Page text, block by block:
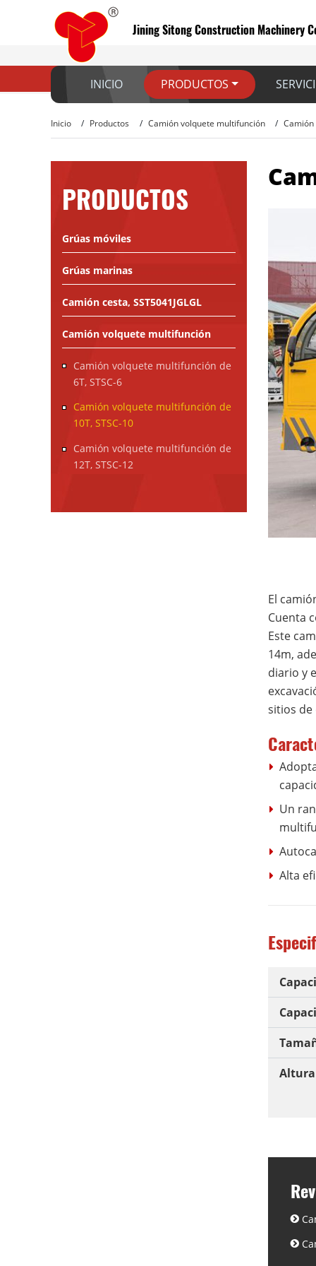
Jining Sitong Construction Machinery
INICIO PRODUCTOS
Inicio Productos Camión volquete multifunción Camión
El
Cuenta
Este
14m,
diario y
sitios de
Un
Alta
Altura
PRODUCTOS
Grúas móviles
Grúas marinas
Camión cesta, SST5041JGLGL
Camión volquete multifunción
Camión volquete multifunción de
6T, STSC-6
Camión volquete multifunción de
10T, STSC-10
Camión volquete multifunción de
12T, STSC-12